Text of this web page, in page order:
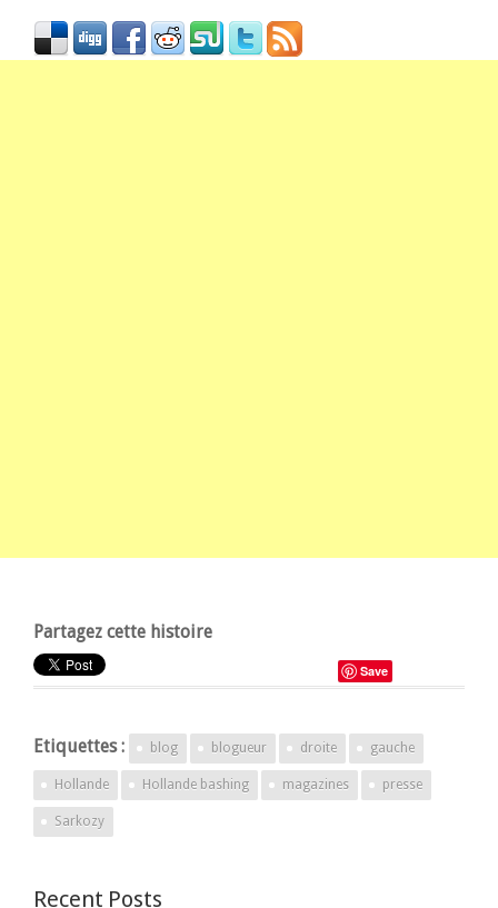
Partagez cette histoire
Save
Etiquettes : blog blogueur droite gauche
Hollande Hollande bashing magazines presse
Sarkozy
Recent Posts